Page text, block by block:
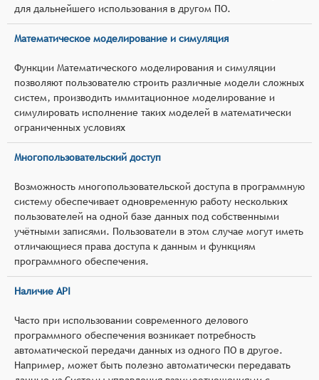
для дальнейшего использования в другом ПО.
Математическое моделирование и симуляция
Функции Математического моделирования и симуляции
позволяют пользователю строить различные модели сложных
систем, производить иммитационное моделирование и
симулировать исполнение таких моделей в математически
ограниченных условиях
Многопользовательский доступ
Возможность многопользовательской доступа в программную
систему обеспечивает одновременную работу нескольких
пользователей на одной базе данных под собственными
учётными записями. Пользователи в этом случае могут иметь
отличающиеся права доступа к данным и функциям
программного обеспечения.
Наличие API
Часто при использовании современного делового
программного обеспечения возникает потребность
автоматической передачи данных из одного ПО в другое.
Например, может быть полезно автоматически передавать